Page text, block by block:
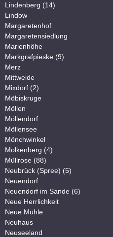
Lindenberg (14)
Lindow
Margaretenhof
Margaretensiedlung
Marienhöhe
Markgrafpieske (9)
Merz
Mittweide
Mixdorf (2)
Möbiskruge
Möllen
Möllendorf
Möllensee
Mönchwinkel
Molkenberg (4)
Müllrose (88)
Neubrück (Spree) (5)
Neuendorf
Neuendorf im Sande (6)
Neue Herrlichkeit
Neue Mühle
Neuhaus
Neuseeland